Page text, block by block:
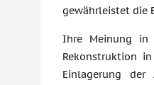
gewährleistet die
Ihre Meinung in
Rekonstruktion
Einlagerung der